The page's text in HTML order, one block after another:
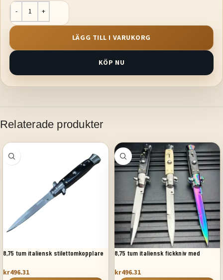
LÄGG TILL I VARUKORG
KÖP NU
Relaterade produkter
8,75 tum italiensk stilettomkopplare
kr496.31
8,75 tum italiensk fickkniv med
kr496.31